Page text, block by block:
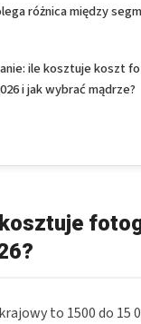
różnica między
ile kosztuje koszt
i jak wybrać mądrze?
to 1500 do 15